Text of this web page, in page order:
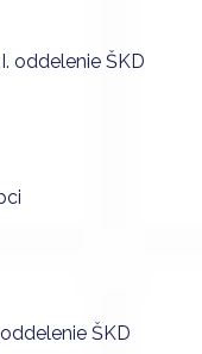
oddelenie ŠKD
ŠKD